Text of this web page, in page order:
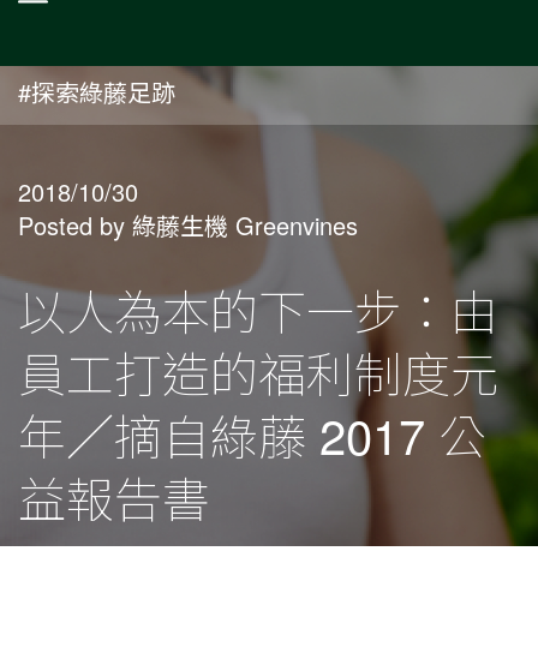
2018/10/30
Posted by 綠藤生機 Greenvines
#探索綠藤足跡
以人為本的下一步：由
員工打造的福利制度元
年／摘自綠藤 2017 公
益報告書